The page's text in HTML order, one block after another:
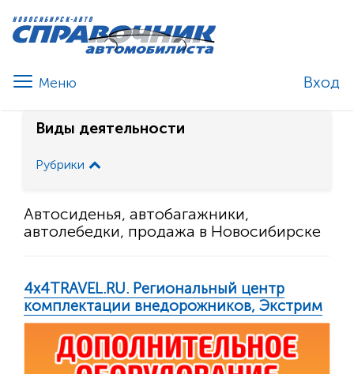
Вход
Виды деятельности
Рубрики
Автосиденья, автобагажники,
автолебедки, продажа в Новосибирске
4х4TRAVEL.RU. Региональный центр
комплектации внедорожников, Экстрим